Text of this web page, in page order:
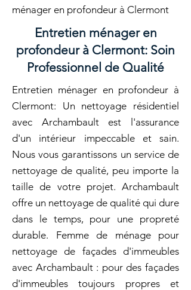
ménager en profondeur à Clermont
Entretien ménager en
profondeur à Clermont: Soin
Professionnel de Qualité
Entretien ménager en profondeur à
Clermont: Un nettoyage résidentiel
avec Archambault est l'assurance
d'un intérieur impeccable et sain.
Nous vous garantissons un service de
nettoyage de qualité, peu importe la
taille de votre projet. Archambault
offre un nettoyage de qualité qui dure
dans le temps, pour une propreté
durable. Femme de ménage pour
nettoyage de façades d'immeubles
avec Archambault : pour des façades
d'immeubles toujours propres et